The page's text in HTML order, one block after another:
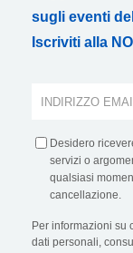
sugli eventi
Iscriviti alla
Desidero
servizi o
qualsiasi
cancellazione.
Per informazioni su
dati personali,